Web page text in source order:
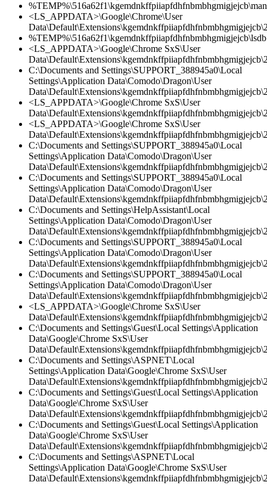
<LS_APPDATA>\Google\Chrome\User
<LS_APPDATA>\Google\Chrome SxS\User
C:\Documents and Settings\SUPPORT_388945a0\Local
Settings\Application Data\Comodo\Dragon\User
<LS_APPDATA>\Google\Chrome SxS\User
<LS_APPDATA>\Google\Chrome SxS\User
C:\Documents and Settings\SUPPORT_388945a0\Local
Settings\Application Data\Comodo\Dragon\User
C:\Documents and Settings\SUPPORT_388945a0\Local
Settings\Application Data\Comodo\Dragon\User
C:\Documents and Settings\HelpAssistant\Local
Settings\Application Data\Comodo\Dragon\User
C:\Documents and Settings\SUPPORT_388945a0\Local
Settings\Application Data\Comodo\Dragon\User
C:\Documents and Settings\SUPPORT_388945a0\Local
Settings\Application Data\Comodo\Dragon\User
<LS_APPDATA>\Google\Chrome SxS\User
C:\Documents and Settings\Guest\Local Settings\Application
Data\Google\Chrome SxS\User
C:\Documents and Settings\ASPNET\Local
Settings\Application Data\Google\Chrome SxS\User
C:\Documents and Settings\Guest\Local Settings\Application
Data\Google\Chrome SxS\User
C:\Documents and Settings\Guest\Local Settings\Application
Data\Google\Chrome SxS\User
C:\Documents and Settings\ASPNET\Local
Settings\Application Data\Google\Chrome SxS\User